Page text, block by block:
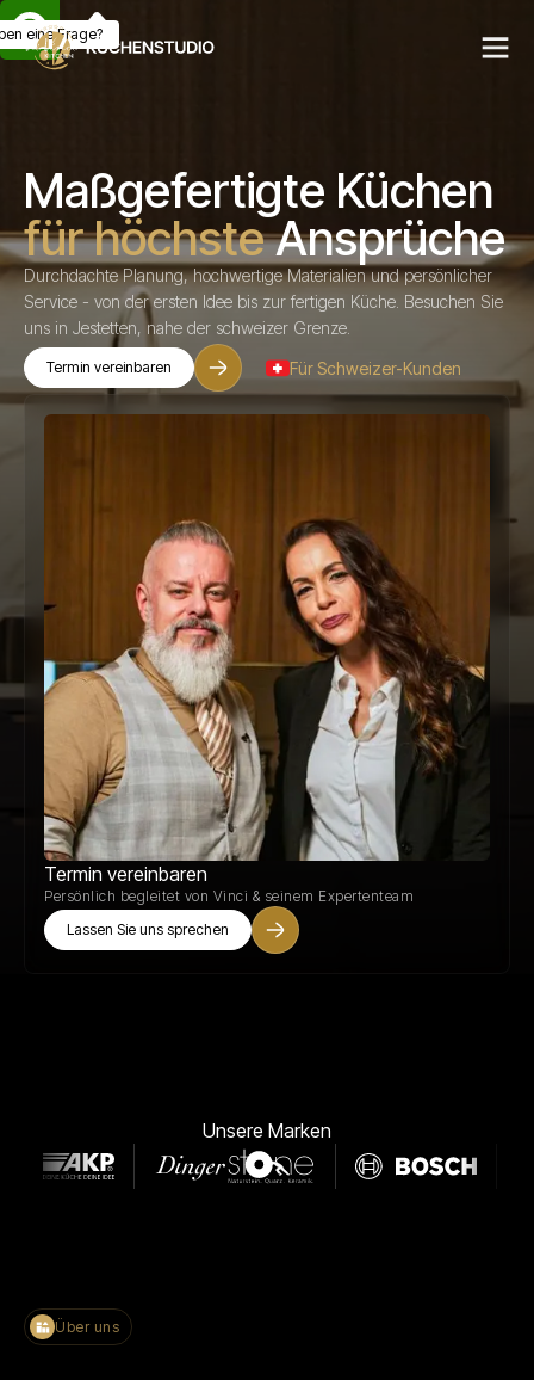
eine Frage?
Maßgefertigte Küchen
für höchsteAnsprüche
Durchdachte Planung, hochwertige Materialien und persönlicher
Service - von der ersten Idee bis zur fertigen Küche. Besuchen Sie
uns in Jestetten, nahe der schweizer Grenze.
Termin vereinbaren Für Schweizer-Kunden
Termin vereinbaren
Persönlich begleitet von Vinci & seinem Expertenteam
Lassen Sie uns sprechen
Unsere Marken
Über uns